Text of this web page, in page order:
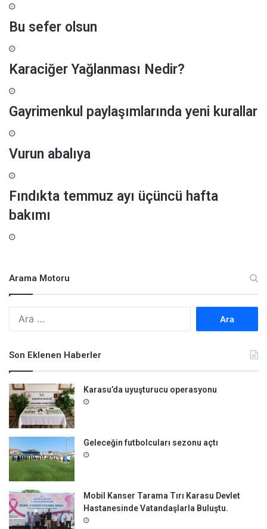
a
k
Bu sefer olsun
Karaciğer Yağlanması Nedir?
Gayrimenkul paylaşımlarında yeni kurallar
Vurun abalıya
Fındıkta temmuz ayı üçüncü hafta
bakımı
Arama Motoru
Son Eklenen Haberler
Karasu’da uyuşturucu operasyonu
Geleceğin futbolcuları sezonu açtı
Mobil Kanser Tarama Tırı Karasu Devlet
Hastanesinde Vatandaşlarla Buluştu.